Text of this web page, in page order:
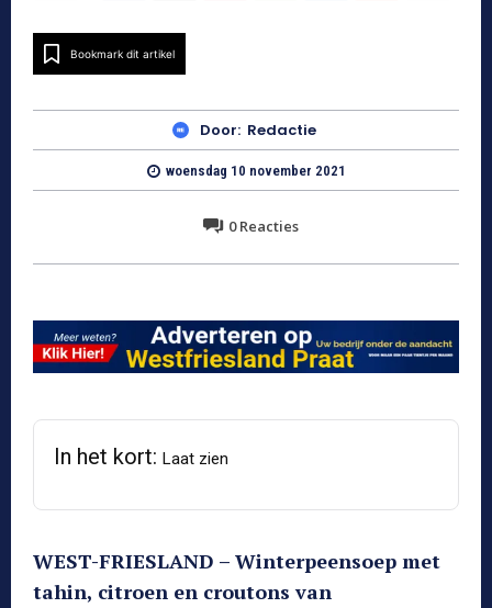
Bookmark dit artikel
Door: Redactie
woensdag 10 november 2021
0Reacties
In het kort: Laat zien
WEST-FRIESLAND – Winterpeensoep met
tahin, citroen en croutons van